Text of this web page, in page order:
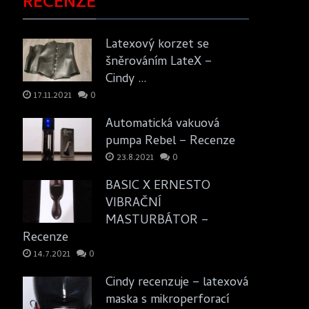
Latexový korzet se
šněrováním LateX –
Cindy …
17.11.2021 0
Automatická vakuová
pumpa Rebel – Recenze
23.8.2021 0
BASIC X ERNESTO
VIBRAČNÍ
MASTURBÁTOR –
Recenze
14.7.2021 0
Cindy recenzuje – latexová
maska s mikroperforací